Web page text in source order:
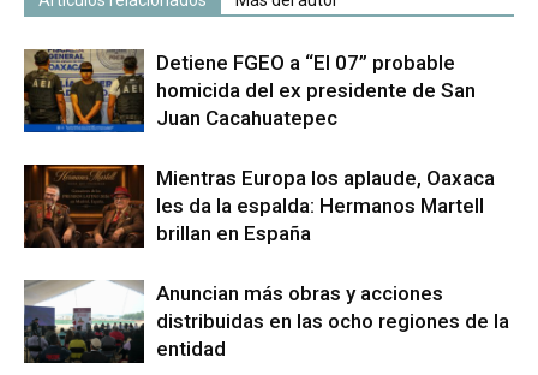
Detiene FGEO a “El 07” probable
homicida del ex presidente de San
Juan Cacahuatepec
Mientras Europa los aplaude, Oaxaca
les da la espalda: Hermanos Martell
brillan en España
Anuncian más obras y acciones
distribuidas en las ocho regiones de la
entidad